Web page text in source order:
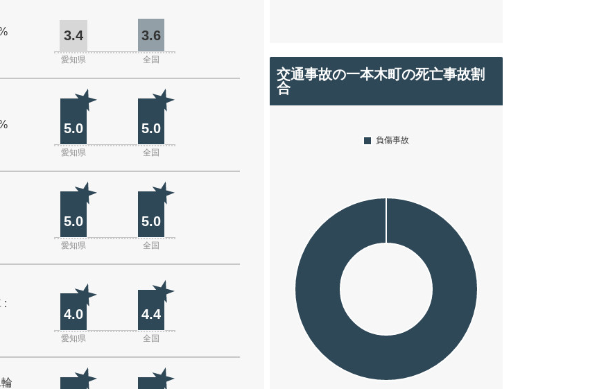
3.4 3.6
愛知県 全国
5.0 5.0
愛知県 全国
5.0 5.0
愛知県 全国
:
4.0 4.4
愛知県 全国
交通事故の一本木町の死亡事故割
合